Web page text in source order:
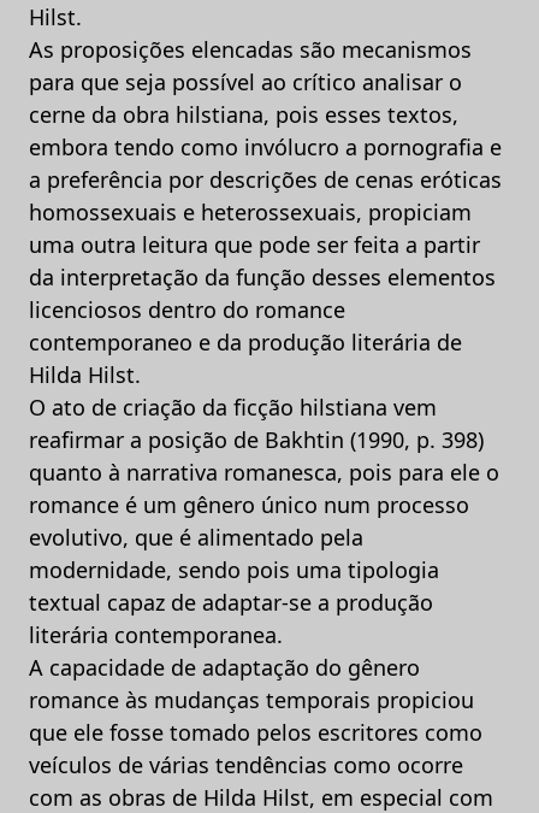
Hilst.
As proposições elencadas são mecanismos
para que seja possível ao crítico analisar o
cerne da obra hilstiana, pois esses textos,
embora tendo como invólucro a pornografia e
a preferência por descrições de cenas eróticas
homossexuais e heterossexuais, propiciam
uma outra leitura que pode ser feita a partir
da interpretação da função desses elementos
licenciosos dentro do romance
contemporaneo e da produção literária de
Hilda Hilst.
O ato de criação da ficção hilstiana vem
reafirmar a posição de Bakhtin (1990, p. 398)
quanto à narrativa romanesca, pois para ele o
romance é um gênero único num processo
evolutivo, que é alimentado pela
modernidade, sendo pois uma tipologia
textual capaz de adaptar-se a produção
literária contemporanea.
A capacidade de adaptação do gênero
romance às mudanças temporais propiciou
que ele fosse tomado pelos escritores como
veículos de várias tendências como ocorre
com as obras de Hilda Hilst, em especial com